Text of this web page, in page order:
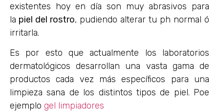
existentes hoy en día son muy abrasivos para
la piel del rostro, pudiendo alterar tu ph normal ó
irritarla.
Es por esto que actualmente los laboratorios
dermatológicos desarrollan una vasta gama de
productos cada vez más específicos para una
limpieza sana de los distintos tipos de piel. Poe
ejemplo gel limpiadores